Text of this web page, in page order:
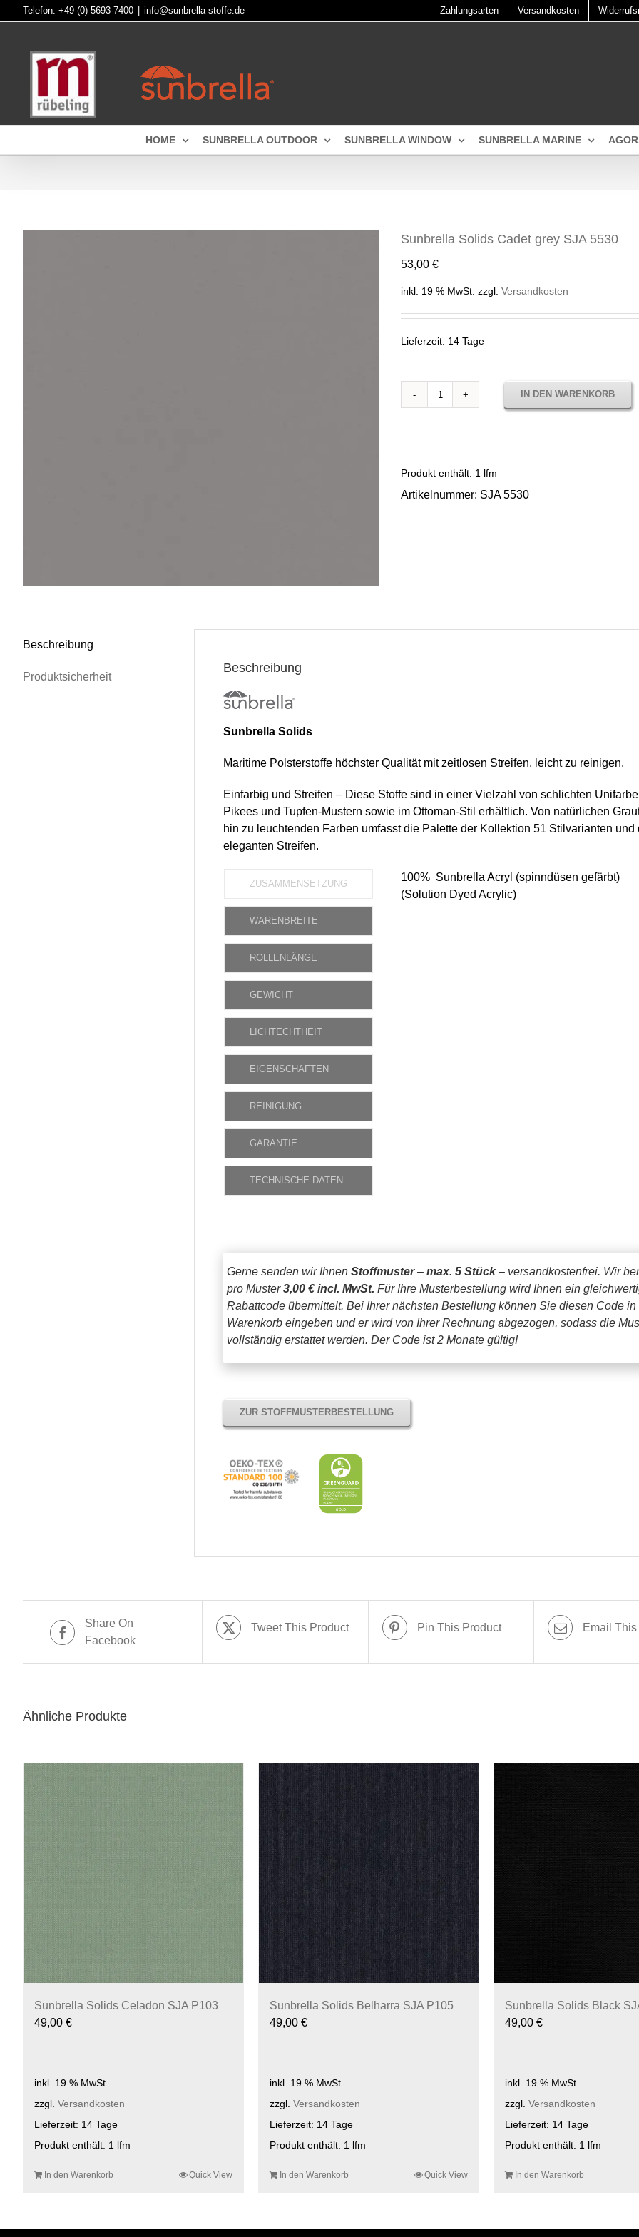
to
Telefon: +49 (0) 5693-7400 info@sunbrella-stoffe.de Zahlungsarten Versandkosten
HOME SUNBRELLA OUTDOOR SUNBRELLA WINDOW SUNBRELLA MARINE
Sunbrella Solids Cadet grey SJA 5530
53,00 €
inkl. 19 % MwSt. zzgl. Versandkosten
Lieferzeit: 14 Tage
Sunbrella
SJA
IN DEN WARENKORB
Produkt enthält: 1 lfm
Artikelnummer: SJA 5530
Beschreibung
Produktsicherheit
Beschreibung
Sunbrella Solids
Maritime Polsterstoffe höchster Qualität mit zeitlosen Streifen, leicht zu reinigen.
Einfarbig und Streifen – Diese Stoffe sind in einer Vielzahl von schlichten
Pikees und Tupfen-Mustern sowie im Ottoman-Stil erhältlich. Von natürlichen
hin zu leuchtenden Farben umfasst die Palette der Kollektion 51 Stilvarianten und
eleganten Streifen.
ZUSAMMENSETZUNG
WARENBREITE
ROLLENLÄNGE
GEWICHT
LICHTECHTHEIT
EIGENSCHAFTEN
REINIGUNG
GARANTIE
TECHNISCHE DATEN
100% Sunbrella Acryl (spinndüsen gefärbt)
(Solution Dyed Acrylic)
Gerne senden wir Ihnen Stoffmuster– max. 5 Stück– versandkostenfrei. Wir
pro Muster3,00 € incl. MwSt. Für Ihre Musterbestellung wird Ihnen ein
Rabattcode übermittelt. Bei Ihrer nächsten Bestellung können Sie diesen Code in
Warenkorb eingeben und er wird von Ihrer Rechnung abgezogen, sodass die
vollständig erstattet werden. Der Code ist 2 Monate gültig!
ZUR STOFFMUSTERBESTELLUNG
Share On
Facebook
Tweet This Product Pin This Product Email
Ähnliche Produkte
Sunbrella Solids Celadon SJA P103
49,00 €
inkl. 19 % MwSt.
zzgl. Versandkosten
Lieferzeit: 14 Tage
Produkt enthält: 1 lfm
In den Warenkorb Quick View
Sunbrella Solids Belharra SJA P105
49,00 €
inkl. 19 % MwSt.
zzgl. Versandkosten
Lieferzeit: 14 Tage
Produkt enthält: 1 lfm
In den Warenkorb Quick View
Sunbrella Solids Black
49,00 €
inkl. 19 % MwSt.
zzgl. Versandkosten
Lieferzeit: 14 Tage
Produkt enthält: 1 lfm
In den Warenkorb